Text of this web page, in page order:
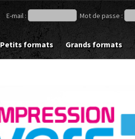
E-mail : Mot de passe :
Petits formats Grands formats